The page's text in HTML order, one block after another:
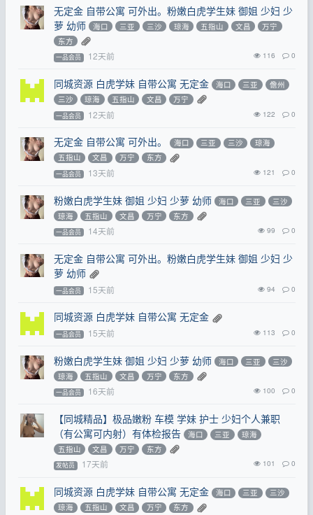
无定金 自带公寓 可外出。粉嫩白虎学生妹 御姐 少妇 少
萝 幼师
海口 三亚 三沙 琼海 五指山 文昌
万宁
东方
一品会员 12天前 116 0
同城资源 白虎学妹 自带公寓 无定金 海口 三亚
儋州
三沙
琼海 五指山 文昌 万宁
一品会员 12天前 122 0
无定金 自带公寓 可外出。 海口 三亚 三沙
琼海
五指山
文昌 万宁 东方
一品会员 13天前 121 0
粉嫩白虎学生妹 御姐 少妇 少萝 幼师 海口 三亚
三沙
琼海
五指山 文昌 万宁 东方
一品会员 14天前 99 0
无定金 自带公寓 可外出。粉嫩白虎学生妹 御姐 少妇 少
萝 幼师
一品会员 15天前 94 0
同城资源 白虎学妹 自带公寓 无定金
一品会员 15天前 113 0
粉嫩白虎学生妹 御姐 少妇 少萝 幼师 海口 三亚
三沙
琼海
五指山 文昌 万宁 东方
一品会员 16天前 100 0
【同城精品】极品嫩粉 车模 学妹 护士 少妇个人兼职
（有公寓可内射）有体检报告
海口 三亚
琼海
五指山
文昌 万宁 东方
发帖员 17天前 101 0
同城资源 白虎学妹 自带公寓 无定金 海口 三亚
三沙
琼海
五指山 文昌 万宁 东方